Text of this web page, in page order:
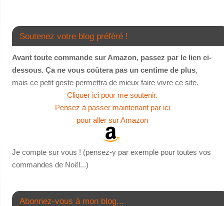
Soutenez votre blog préféré !
Avant toute commande sur Amazon, passez par le lien ci-
dessous. Ça ne vous coûtera pas un centime de plus,
mais ce petit geste permettra de mieux faire vivre ce site.
Cliquer ici pour me soutenir.
Pensez à passer maintenant par ici
pour aller sur Amazon
Je compte sur vous ! (pensez-y par exemple pour toutes vos
commandes de Noël...)
Abonnez-vous à mon blog...